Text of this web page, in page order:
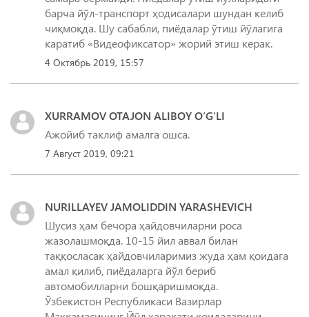
барча йўл-транспорт ҳодисалари шундан келиб
чиқмоқда. Шу сабабли, пиёдалар ўтиш йўлагига
4 Октябрь 2019, 15:57
XURRAMOV OTAJON ALIBOY O‘G‘LI
Ажойиб таклиф амалга ошса.
7 Август 2019, 09:21
NURILLAYEV JAMOLIDDIN YARASHEVICH
Шусиз ҳам бечора ҳайдовчиларни роса
жазолашмоқда. 10-15 йил аввал билан
таққосласак ҳайдовчиларимиз жуда ҳам қоидага
амал қилиб, пиёдаларга йўл бериб
автомобилларни бошқаришмоқда.
Ўзбекистон Республикаси Вазирлар